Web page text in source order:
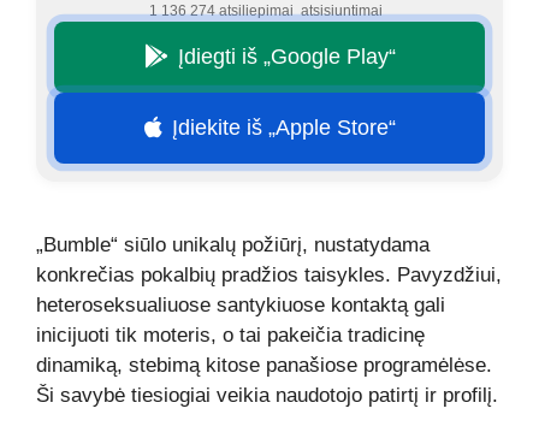
1 136 274 atsiliepimai atsisiuntimai
Įdiegti iš „Google Play“
Įdiekite iš „Apple Store“
„Bumble“ siūlo unikalų požiūrį, nustatydama
konkrečias pokalbių pradžios taisykles. Pavyzdžiui,
heteroseksualiuose santykiuose kontaktą gali
inicijuoti tik moteris, o tai pakeičia tradicinę
dinamiką, stebimą kitose panašiose programėlėse.
Ši savybė tiesiogiai veikia naudotojo patirtį ir profilį.